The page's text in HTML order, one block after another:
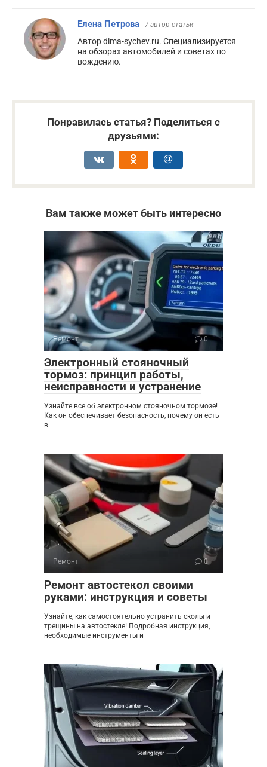
Елена Петрова / автор статьи
Автор dima-sychev.ru. Специализируется
на обзорах автомобилей и советах по
вождению.
Понравилась статья? Поделиться с
друзьями:
Вам также может быть интересно
Ремонт 0
Электронный стояночный
тормоз: принцип работы,
неисправности и устранение
Узнайте все об электронном стояночном тормозе!
Как он обеспечивает безопасность, почему он есть
в
Ремонт 0
Ремонт автостекол своими
руками: инструкция и советы
Узнайте, как самостоятельно устранить сколы и
трещины на автостекле! Подробная инструкция,
необходимые инструменты и